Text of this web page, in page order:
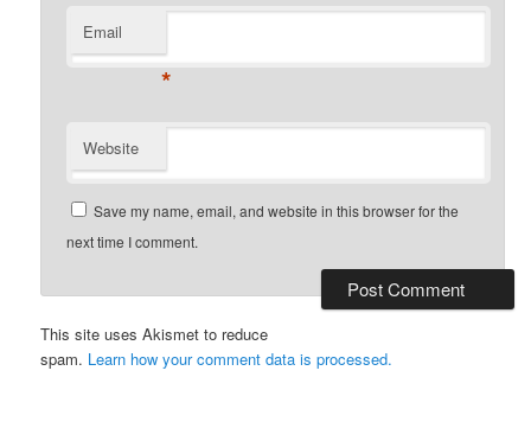
Email
*
Website
Save my name, email, and website in this browser for the
next time I comment.
This site uses Akismet to reduce
spam. Learn how your comment data is processed.